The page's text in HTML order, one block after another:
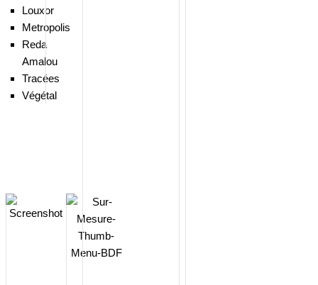
Louxor
Metropolis
Reda
Amalou
Tracées
Végétal